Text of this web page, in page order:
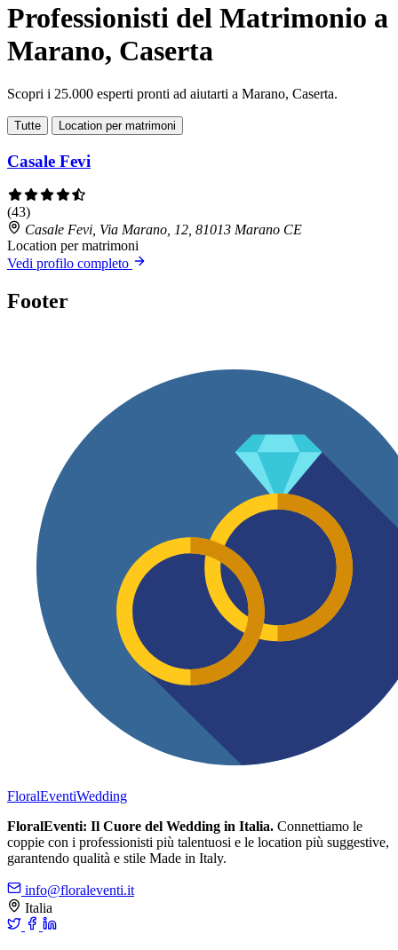
Professionisti del Matrimonio a
Marano, Caserta
Scopri i 25.000 esperti pronti ad aiutarti a Marano, Caserta.
Tutte Location per matrimoni
Casale Fevi
(43)
Casale Fevi, Via Marano, 12, 81013 Marano CE
Location per matrimoni
Vedi profilo completo
Footer
FloralEventiWedding
FloralEventi: Il Cuore del Wedding in Italia. Connettiamo le
coppie con i professionisti più talentuosi e le location più suggestive,
garantendo qualità e stile Made in Italy.
info@floraleventi.it
Italia